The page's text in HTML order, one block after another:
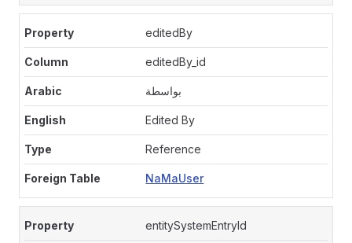
editedBy
editedBy_id
بواسطة
Edited By
Reference
NaMaUser
entitySystemEntryId